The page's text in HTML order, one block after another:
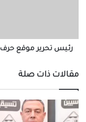
بمناسبة
تخرجها
رئيس تحرير موقع حرف 24 يهنئ أمنية جمال بمناسبة تخرجها
مقالات ذات صلة